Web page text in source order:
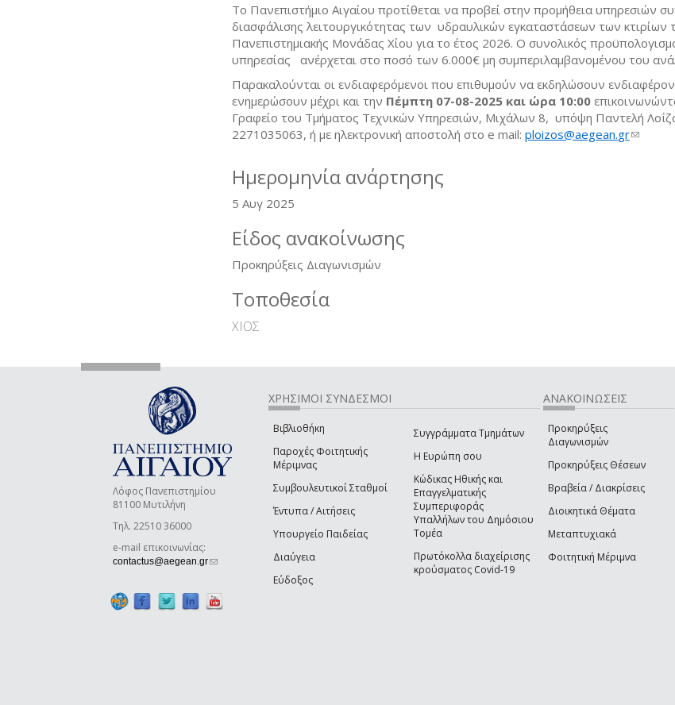
Το Πανεπιστήμιο Αιγαίου προτίθεται να προβεί στην προμήθεια υπηρεσιών
διασφάλισης λειτουργικότητας των υδραυλικών εγκαταστάσεων των κτιρίων
Πανεπιστημιακής Μονάδας Χίου για το έτος 2026. Ο συνολικός
υπηρεσίας ανέρχεται στο ποσό των 6.000€ μη συμπεριλαμβανομένου του
Παρακαλούνται οι ενδιαφερόμενοι που επιθυμούν να εκδηλώσουν
ενημερώσουν μέχρι και την Πέμπτη 07-08-2025 και ώρα 10:00
Γραφείο του Τμήματος Τεχνικών Υπηρεσιών, Μιχάλων 8, υπόψη Παντελή
2271035063, ή με ηλεκτρονική αποστολή στο e mail: ploizos@aegean.gr(link
Ημερομηνία ανάρτησης
5 Αυγ 2025
Είδος ανακοίνωσης
Προκηρύξεις Διαγωνισμών
Τοποθεσία
ΧΙΟΣ
Λόφος Πανεπιστημίου
81100 Μυτιλήνη
Τηλ. 22510 36000
e-mail επικοινωνίας:
contactus@aegean.gr(link sends e-mail)
ΧΡΗΣΙΜΟΙ ΣΥΝΔΕΣΜΟΙ
Βιβλιοθήκη
Παροχές Φοιτητικής
Μέριμνας
Συμβουλευτικοί Σταθμοί
Έντυπα / Αιτήσεις
Υπουργείο Παιδείας
Διαύγεια
Εύδοξος
Συγγράμματα Τμημάτων
Η Ευρώπη σου
Κώδικας Ηθικής και
Επαγγελματικής
Συμπεριφοράς
Υπαλλήλων του Δημόσιου
Τομέα
Πρωτόκολλα διαχείρισης
κρούσματος Covid-19
ΑΝΑΚΟΙΝΩΣΕΙΣ
Προκηρύξεις
Διαγωνισμών
Προκηρύξεις Θέσεων
Βραβεία / Διακρίσεις
Διοικητικά Θέματα
Μεταπτυχιακά
Φοιτητική Μέριμνα